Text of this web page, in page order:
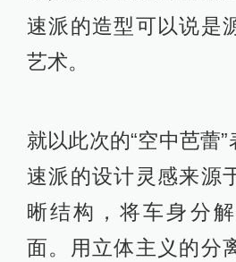
速派的造型可以说是
艺术。
就以此次的“空中芭蕾
速派的设计灵感来源
晰结构，将车身分
面。用立体主义的分